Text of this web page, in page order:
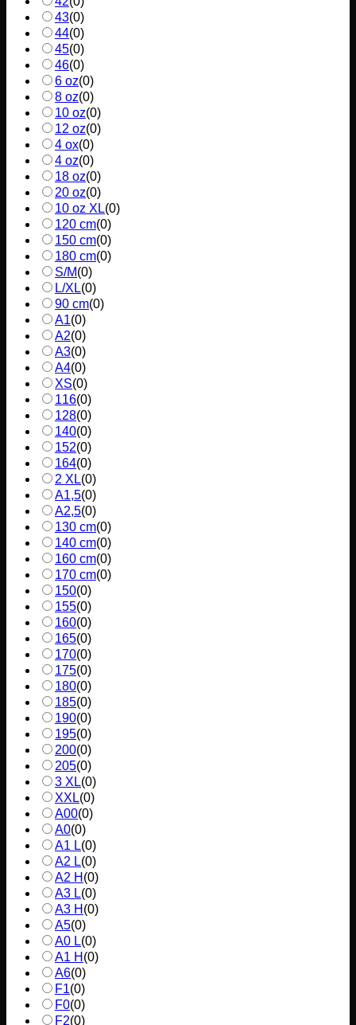
43(0)
44(0)
45(0)
46(0)
6 oz(0)
8 oz(0)
10 oz(0)
12 oz(0)
4 ox(0)
4 oz(0)
18 oz(0)
20 oz(0)
10 oz XL(0)
120 cm(0)
150 cm(0)
180 cm(0)
S/M(0)
L/XL(0)
90 cm(0)
A1(0)
A2(0)
A3(0)
A4(0)
XS(0)
116(0)
128(0)
140(0)
152(0)
164(0)
2 XL(0)
A1,5(0)
A2,5(0)
130 cm(0)
140 cm(0)
160 cm(0)
170 cm(0)
150(0)
155(0)
160(0)
165(0)
170(0)
175(0)
180(0)
185(0)
190(0)
195(0)
200(0)
205(0)
3 XL(0)
XXL(0)
A00(0)
A0(0)
A1 L(0)
A2 L(0)
A2 H (0)
A3 L(0)
A3 H (0)
A5(0)
A0 L(0)
A1 H (0)
A6(0)
F1(0)
F0(0)
F2(0)